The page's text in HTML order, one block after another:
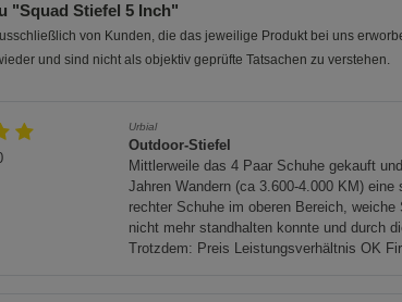
"Squad Stiefel 5 Inch"
von Kunden, die das jeweilige Produkt bei uns
und sind nicht als objektiv geprüfte Tatsachen zu verstehen.
Urbial
Outdoor-Stiefel
Mittlerweile das 4 Paar Schuhe gekauft
Jahren Wandern (ca 3.600-4.000 KM)
rechter Schuhe im oberen Bereich,
nicht mehr standhalten konnte und durch
Trotzdem: Preis Leistungsverhältnis OK